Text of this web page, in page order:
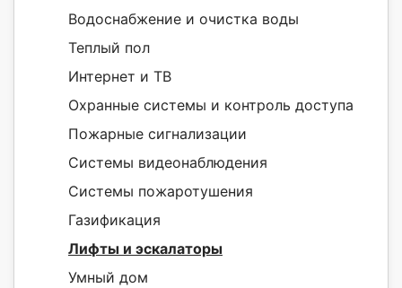
Водоснабжение и очистка воды
Теплый пол
Интернет и ТВ
Охранные системы и контроль доступа
Пожарные сигнализации
Системы видеонаблюдения
Системы пожаротушения
Газификация
Лифты и эскалаторы
Умный дом